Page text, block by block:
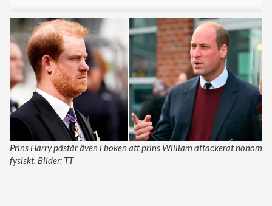
Prins Harry påstår även i boken att prins William attackerat honom
fysiskt. Bilder: TT